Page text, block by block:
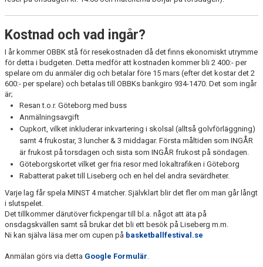
Kostnad och vad ingår?
I år kommer OBBK stå för resekostnaden då det finns ekonomiskt utrymme
för detta i budgeten. Detta medför att kostnaden kommer bli 2 400:- per
spelare om du anmäler dig och betalar före 15 mars (efter det kostar det 2
600:- per spelare) och betalas till OBBKs bankgiro 934-1470. Det som ingår
är;
Resan t.o.r. Göteborg med buss
Anmälningsavgift
Cupkort, vilket inkluderar inkvartering i skolsal (alltså golvförläggning)
samt 4 frukostar, 3 luncher & 3 middagar. Första måltiden som INGÅR
är frukost på torsdagen och sista som INGÅR frukost på söndagen.
Göteborgskortet vilket ger fria resor med lokaltrafiken i Göteborg
Rabatterat paket till Liseberg och en hel del andra sevärdheter.
Varje lag får spela MINST 4 matcher. Självklart blir det fler om man går långt
i slutspelet.
Det tillkommer därutöver fickpengar till bl.a. något att äta på
onsdagskvällen samt så brukar det bli ett besök på Liseberg m.m.
Ni kan själva läsa mer om cupen på basketballfestival.se
Anmälan görs via detta Google Formulär